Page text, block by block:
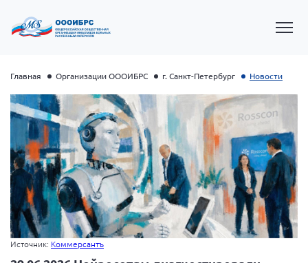
Президент Власов Я.В.
Первый вице-президент Кичигина Н. Ф.
Главная Организации ОООИБРС г. Санкт-Петербург Новости
Источник: Коммерсантъ